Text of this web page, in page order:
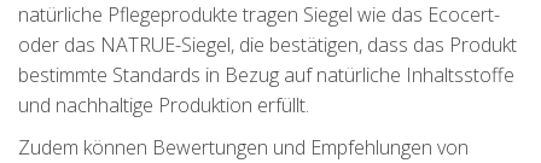
natürliche Pflegeprodukte tragen Siegel wie das Ecocert-
oder das NATRUE-Siegel, die bestätigen, dass das Produkt
bestimmte Standards in Bezug auf natürliche Inhaltsstoffe
und nachhaltige Produktion erfüllt.
Zudem können Bewertungen und Empfehlungen von